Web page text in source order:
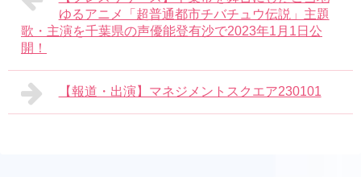
ゆるアニメ「超普通都市チバチュウ伝説」主題
歌・主演を千葉県の声優能登有沙で2023年1月1日公
開！
【報道・出演】マネジメントスクエア230101